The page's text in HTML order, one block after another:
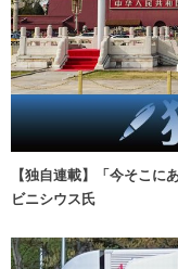
【独自連載】「今そこ
ビニシウス氏